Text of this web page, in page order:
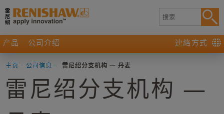
产品 公司介绍 連絡方式
主页 - 公司信息 - 雷尼绍分支机构 — 丹麦
雷尼绍分支机构 —